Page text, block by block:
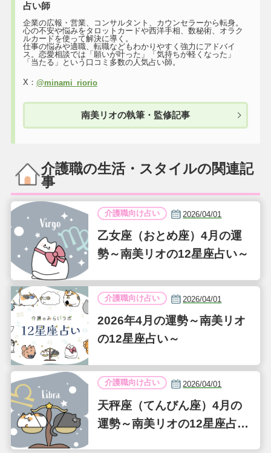
占い師
企業の広報・営業、コンサルタント、カウンセラーから転身。
心の不安や悩みをタロットカードや西洋手相、数秘術、オラク
ルカードを使って解決に導く。
仕事の悩みや適職、転職などもわかりやすく強力にアドバイ
ス。恋愛相談では「願いが叶った」「気持ちが軽くなった」
「当たる」という口コミ多数の人気占い師。
X： @minami_riorio
南美リオの執筆・監修記事
介護職の生活・スタイルの関連記
事
介護職向け占い 2026/04/01
乙女座（おとめ座）4月の運
勢～南美リオの12星座占い～
介護職向け占い 2026/04/01
2026年4月の運勢～南美リオ
の12星座占い～
介護職向け占い 2026/04/01
天秤座（てんびん座）4月の
運勢～南美リオの12星座占い